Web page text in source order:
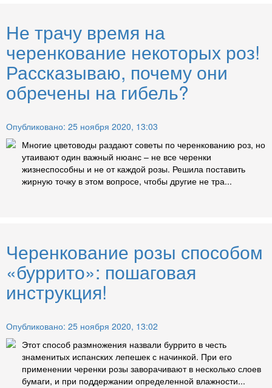
Не трачу время на
черенкование некоторых роз!
Рассказываю, почему они
обречены на гибель?
Опубликовано: 25 ноября 2020, 13:03
Многие цветоводы раздают советы по черенкованию роз, но
утаивают один важный нюанс – не все черенки
жизнеспособны и не от каждой розы. Решила поставить
жирную точку в этом вопросе, чтобы другие не тра...
Черенкование розы способом
«буррито»: пошаговая
инструкция!
Опубликовано: 25 ноября 2020, 13:02
Этот способ размножения назвали буррито в честь
знаменитых испанских лепешек с начинкой. При его
применении черенки розы заворачивают в несколько слоев
бумаги, и при поддержании определенной влажности...